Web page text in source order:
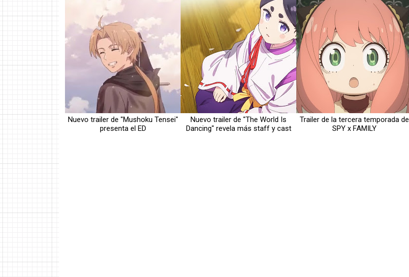
Nuevo trailer de "Mushoku Tensei"
presenta el ED
Nuevo trailer de "The World Is
Dancing" revela más staff y cast
Trailer de la tercera temporada de
SPY x FAMILY